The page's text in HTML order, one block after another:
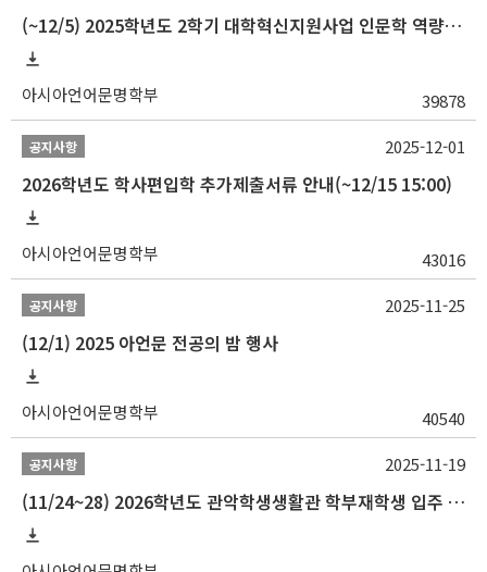
(~12/5) 2025학년도 2학기 대학혁신지원사업 인문학 역량강화 국제학술대회 참가 경비 지원 안내(2차)
아시아언어문명학부 39878
공지사항
2026학년도 학사편입학 추가제출서류 안내(~12/15 15:00)
아시아언어문명학부 43016
2025-12-01
공지사항
(12/1) 2025 아언문 전공의 밤 행사
아시아언어문명학부 40540
2025-11-25
공지사항
(11/24~28) 2026학년도 관악학생생활관 학부재학생 입주 신청 일정 안내
2025-11-19